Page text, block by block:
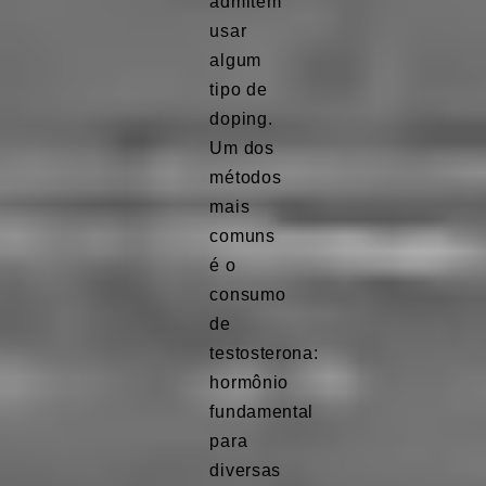
usar
algum
tipo de
doping.
Um dos
métodos
mais
comuns
é o
consumo
de
testosterona:
hormônio
fundamental
para
diversas